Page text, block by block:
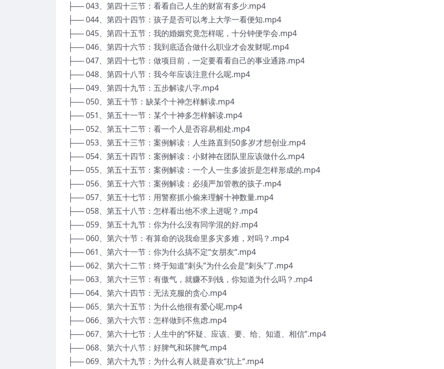
├── 043、第四十三节：看看自己人生的财富有多少.mp4
├── 044、第四十四节：孩子是否可以考上大学一看便知.mp4
├── 045、第四十五节：我的婚姻究竟怎样呢，十分钟便学会.mp4
├── 046、第四十六节：我到底适合做什么职业才会发财呢.mp4
├── 047、第四十七节：做项目前，一定要看看自己的事业通路.mp4
├── 048、第四十八节：我今年应该注意什么呢.mp4
├── 049、第四十九节：五步解读八字.mp4
├── 050、第五十节：缺某个十神怎样解读.mp4
├── 051、第五十一节：某个十神多怎样解读.mp4
├── 052、第五十二节：看一个人是否容易相处.mp4
├── 053、第五十三节：案例解读：人生路直到50多岁才想创业.mp4
├── 054、第五十四节：案例解读：小财神在团队里应该做什么.mp4
├── 055、第五十五节：案例解读：一个人一生多波折是怎样形成的.mp4
├── 056、第五十六节：案例解读：必须严加管教的孩子.mp4
├── 057、第五十七节：用警察抓小偷来理解十神数量.mp4
├── 058、第五十八节：怎样看出他不求上进呢？.mp4
├── 059、第五十九节：你为什么没有同学混的好.mp4
├── 060、第六十节：有算命的说我命里多灾多难，对吗？.mp4
├── 061、第六十一节：你为什么搞不定“女朋友“.mp4
├── 062、第六十二节：终于知道“刺头”为什么会是“刺头”了.mp4
├── 063、第六十三节：有傲气，就赚不到钱，你知道为什么吗？.mp4
├── 064、第六十四节：无法克服的贪心.mp4
├── 065、第六十五节：为什么他很有爱心呢.mp4
├── 066、第六十六节：怎样做到不焦虑.mp4
├── 067、第六十七节：人生中的“怀疑、应该、要、给、知道、相信”.mp4
├── 068、第六十八节：好脾气和坏脾气.mp4
├── 069、第六十九节：为什么有人就是喜欢“抗上“.mp4